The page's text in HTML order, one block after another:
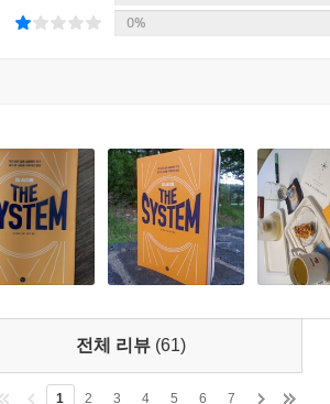
0%
전체 리뷰 (61)
1 2 3 4 5 6 7